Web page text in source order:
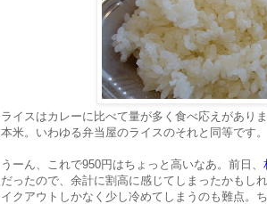
ライスはカレーに比べて量が多く食べ応えがあり
本米。いわゆる弁当屋のライスのそれと同等です。
うーん、これで950円はちょっと高いなあ。前日、
だったので、余計に割高に感じてしまったかもし
イクアウトしかなく少し冷めてしまうのも難点。